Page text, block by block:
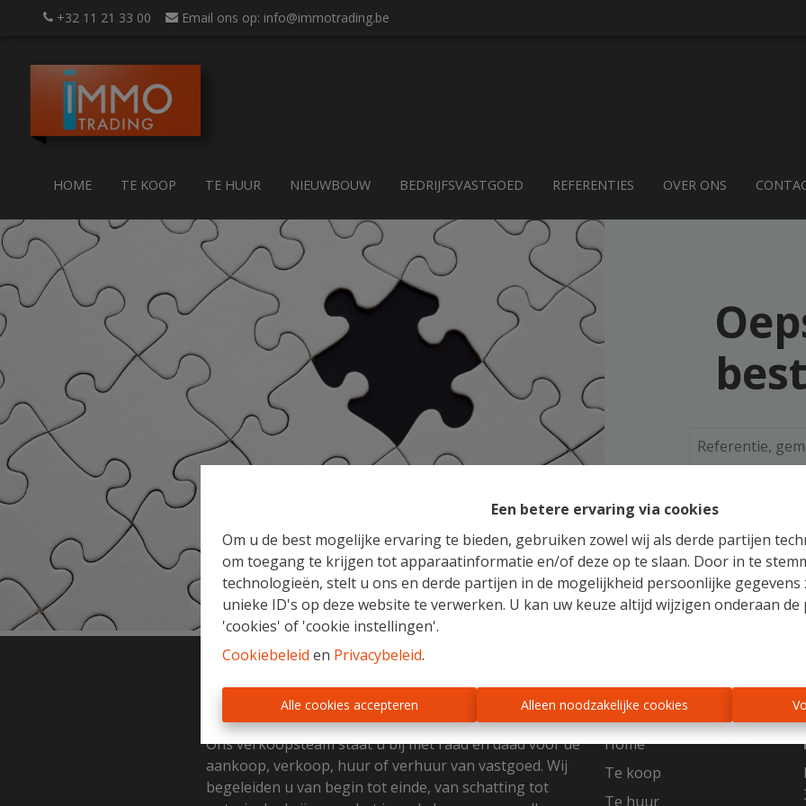
Een betere ervaring via cookies
Om u de best mogelijke ervaring te bieden, gebruiken zowel wij als derde partijen
om toegang te krijgen tot apparaatinformatie en/of deze op te slaan. Door in te
technologieën, stelt u ons en derde partijen in de mogelijkheid persoonlijke
unieke ID's op deze website te verwerken. U kan uw keuze altijd wijzigen onderaan de
'cookies' of 'cookie instellingen'.
Cookiebeleid en Privacybeleid.
Alle cookies accepteren Alleen noodzakelijke cookies
+32 11 21 33 00 Email ons op: info@immotrading.be
HOME TE KOOP TE HUUR NIEUWBOUW BEDRIJFSVASTGOED REFERENTIES OVER ONS
Gratis Schatting
Ons verkoopsteam staat u bij met raad en daad voor de
aankoop, verkoop, huur of verhuur van vastgoed. Wij
begeleiden u van begin tot einde, van schatting tot
Sitemap
Home
Te koop
Te huur